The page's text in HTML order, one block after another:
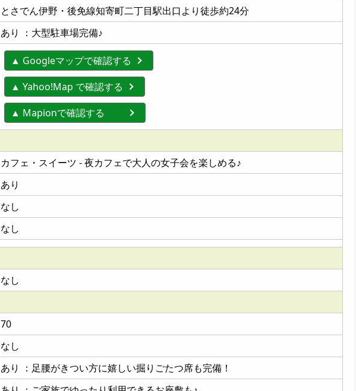
とさでん伊野・後免線知寄町二丁目駅出口より徒歩約24分
あり ：大型駐車場完備♪
▲ Googleマップで確認する
▲ Yahoo!Map で確認する
▲ Mapionで確認する
カフェ・スイーツ - 夜カフェで大人の女子会を楽しめる♪
あり
なし
なし
なし
70
なし
あり ：足腰がきつい方に嬉しい掘りごたつ席も完備！